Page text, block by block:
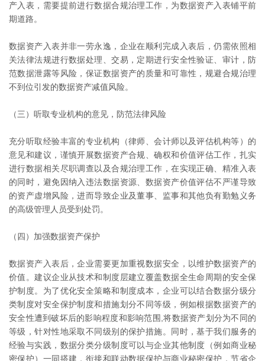
产入表，需要提前进行数据合规治理工作，为数据资产入表铺平前
期道路。
数据资产入表并非一劳永逸，企业在顺利完成入表后，仍需依照相
关法律法规进行数据处理、交易，定期进行安全性验证、审计，防
范数据泄露等风险，保证数据资产的质量和可靠性，规避合规治理
不到位引发的数据资产减值风险。
（三）听取专业机构的意见，防范法律风险
充分听取经验丰富的专业机构（律师、会计师以及评估机构等）的
意见和建议，谨慎开展数据资产合规、确权和价值评估工作，扎实
进行数据相关尽职调查以及合规治理工作，在实现正确、精准入表
的同时，避免因纳入违法数据资源、数据资产价值评估不严谨导致
的资产虚增风险，进而导致企业及董事、监事和其他负有勤勉义务
的高级管理人员受到处罚。
（四）加强数据资产保护
数据资产入表后，企业需要更加重视数据安全，以维护数据资产的
价值。建议企业从技术和制度层建立覆盖数据全生命周期的安全保
护制度。为了优化安全策略和制度成本，企业可以结合数据分级分
类制度对安全保护制度和措施划分不同等级，例如根据数据资产的
安全性遭到破坏后的影响程度和影响范围,将数据资产划分为不同的
等级，针对性地采取不同级别的保护措施。同时，基于我们服务的
经验与实践，数据分类分级制度可以与企业其他制度（例如商业秘
密保护）一同搭建，衔接和联动数据保护与商业秘密保护，节省企